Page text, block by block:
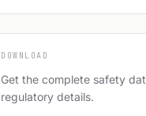
DOWNLOAD
Get the complete safety
regulatory details.